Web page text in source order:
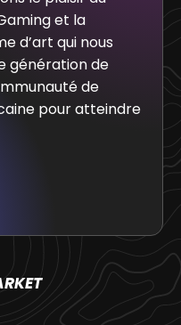
et la
d’art qui nous
génération de
de
pour atteindre